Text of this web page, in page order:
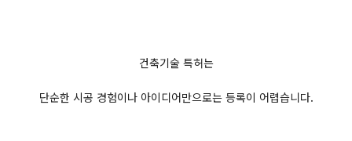
건축기술 특허는
단순한 시공 경험이나 아이디어만으로는 등록이 어렵습니다.